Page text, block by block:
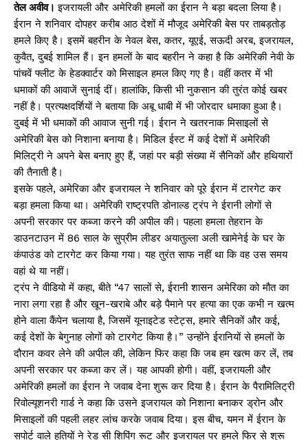
तेल अवीव।इजरायली और अमेरिकी हमलों का ईरान ने बड़ा बदला लिया है।
ईरान ने शनिवार दोपहर करीब आठ देशों में मौजूद अमेरिकी बेस पर ताबड़तोड़
हमले किए है। इसमें बहरीन के नेवल बेस, कतर, यूएई, सऊदी अरब, इजरायल,
कुवैत, दुबई शामिल हैं। इन हमलों के बाद बहरीन ने कहा है कि अमेरिकी नेवी के
पांचवें फ्लीट के हेडक्वार्टर को मिसाइल हमल किए गए है। वहीं कतर में भी
धमाकों की आवाजें सुनाई दीं। हालांकि, किसी भी नुकसान की तुरंत कोई खबर
नहीं है। प्रत्यक्षदर्शियों ने बताया कि अबू धाबी में भी जोरदार धमाका हुआ है।
दुबई में भी धमाकों की आवाज सुनी गई। ईरान ने खतरनाक मिसाइलों से
अमेरिकी बेस को निशाना बनाया है। मिडिल ईस्ट में कई देशों में अमेरिकी
मिलिट्री ने अपने बेस बनाए हुए हैं, जहां पर बड़ी संख्या में सैनिकों और हथियारों
की तैनाती है।
इसके पहले, अमेरिका और इजरायल ने शनिवार को पूरे ईरान में टारगेट कर
बड़ा हमला किया था। अमेरिकी राष्ट्रपति डोनाल्ड ट्रंप ने ईरानी लोगों से
अपनी सरकार पर कब्जा करने की अपील की। पहला हमला तेहरान के
डाउनटाउन में 86 साल के सुप्रीम लीडर अयातुल्ला अली खामेनेई के घर के
कंपाउंड को टारगेट कर किया गया। यह तुरंत साफ नहीं था कि वह उस समय
वहां थे या नहीं।
ट्रंप ने वीडियो में कहा, बीते “47 सालों से, ईरानी शासन अमेरिका को मौत का
नारा लगा रहा है और खून-खराबे और बड़े पैमाने पर हत्या का एक कभी न खत्म
होने वाला कैंपेन चलाया है, जिसमें यूनाइटेड स्टेट्स, हमारे सैनिकों और कई,
कई देशों के बेगुनाह लोगों को टारगेट किया है।” उन्होंने ईरानियों से हमलों के
दौरान कवर लेने की अपील की, लेकिन फिर कहा कि जब हम खत्म कर लें, तब
अपनी सरकार पर कब्जा कर लें। यह आपकी होगी। वहीं, इजरायली और
अमेरिकी हमलों का ईरान ने जवाब देना शुरू कर दिया है। ईरान के पैरामिलिट्री
रिवोल्यूशनरी गार्ड ने कहा कि उसने इजरायल को निशाना बनाकर ड्रोन और
मिसाइलों की पहली लहर लांच करके जवाब दिया। इस बीच, यमन में ईरान के
सपोर्ट वाले हूतियों ने रेड सी शिपिंग रूट और इजरायल पर हमले फिर से शुरू